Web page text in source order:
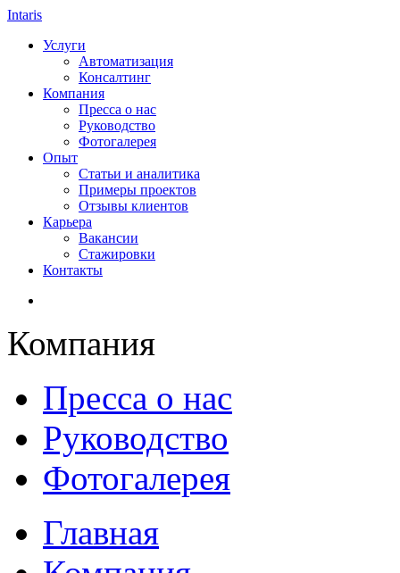
Intaris
Услуги
Автоматизация
Консалтинг
Компания
Пресса о нас
Руководство
Фотогалерея
Опыт
Статьи и аналитика
Примеры проектов
Отзывы клиентов
Карьера
Вакансии
Стажировки
Контакты
Компания
Пресса о нас
Руководство
Фотогалерея
Главная